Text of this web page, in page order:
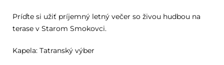
Príďte si užiť príjemný letný večer so živou hudbou na
terase v Starom Smokovci.
Kapela: Tatranský výber